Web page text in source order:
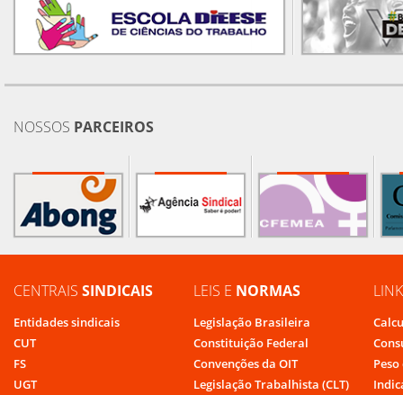
NOSSOS PARCEIROS
CENTRAIS SINDICAIS
Entidades sindicais
CUT
FS
UGT
LEIS E NORMAS
Legislação Brasileira
Constituição Federal
Convenções da OIT
Legislação Trabalhista (CLT)